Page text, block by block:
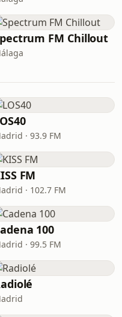
FM Chillout
· 93.9 FM
FM
· 102.7 FM
100
· 99.5 FM